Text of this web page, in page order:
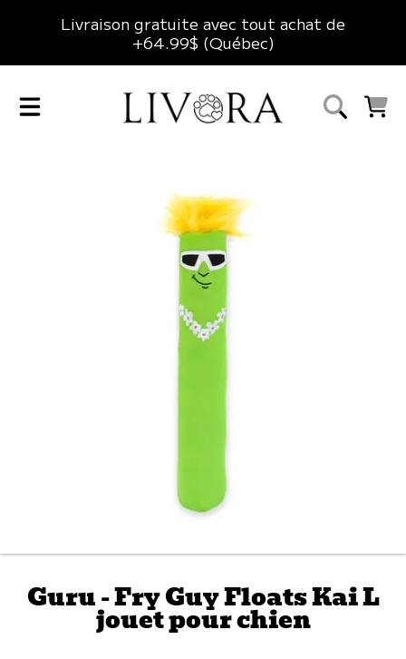
ALLER AU CONTENU
Livraison gratuite avec tout achat de
+64.99$ (Québec)
Guru - Fry Guy Floats Kai L
jouet pour chien